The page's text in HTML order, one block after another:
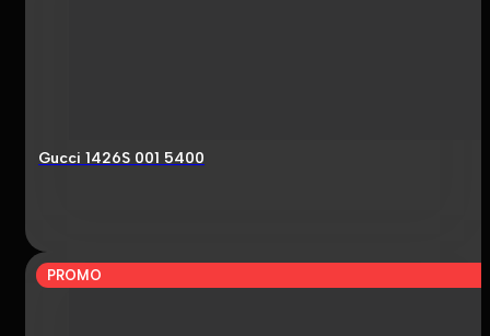
Gucci 1426S 001 5400
PROMO